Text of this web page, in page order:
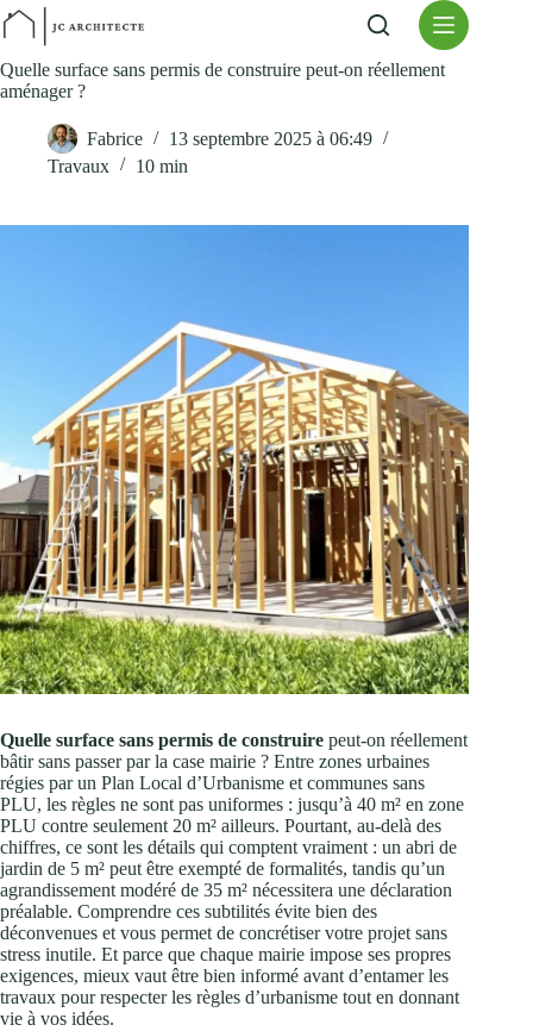
Passer
contenu
Quelle surface sans permis de construire peut-on réellement
aménager ?
Fabrice
13 septembre 2025 à 06:49
Travaux
10 min
Quelle surface sans permis de construire peut-on réellement
bâtir sans passer par la case mairie ? Entre zones urbaines
régies par un Plan Local d’Urbanisme et communes sans
PLU, les règles ne sont pas uniformes : jusqu’à 40 m² en zone
PLU contre seulement 20 m² ailleurs. Pourtant, au-delà des
chiffres, ce sont les détails qui comptent vraiment : un abri de
jardin de 5 m² peut être exempté de formalités, tandis qu’un
agrandissement modéré de 35 m² nécessitera une déclaration
préalable. Comprendre ces subtilités évite bien des
déconvenues et vous permet de concrétiser votre projet sans
stress inutile. Et parce que chaque mairie impose ses propres
exigences, mieux vaut être bien informé avant d’entamer les
travaux pour respecter les règles d’urbanisme tout en donnant
vie à vos idées.